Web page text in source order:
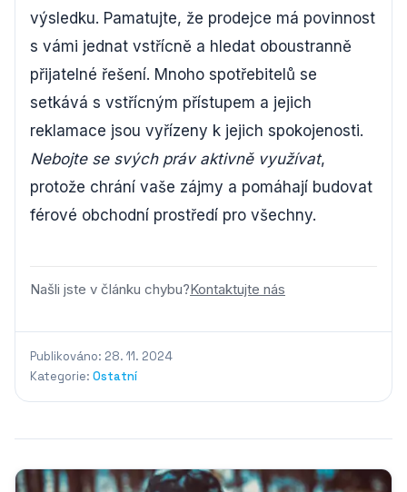
výsledku. Pamatujte, že prodejce má povinnost
s vámi jednat vstřícně a hledat oboustranně
přijatelné řešení. Mnoho spotřebitelů se
setkává s vstřícným přístupem a jejich
reklamace jsou vyřízeny k jejich spokojenosti.
Nebojte se svých práv aktivně využívat,
protože chrání vaše zájmy a pomáhají budovat
férové obchodní prostředí pro všechny.
Našli jste v článku chybu?Kontaktujte nás
Publikováno: 28. 11. 2024
Kategorie: Ostatní